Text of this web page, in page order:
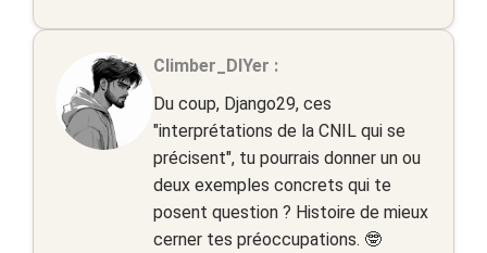
Climber_DIYer :
Du coup, Django29, ces
"interprétations de la CNIL qui se
précisent", tu pourrais donner un ou
deux exemples concrets qui te
posent question ? Histoire de mieux
cerner tes préoccupations. 🤓